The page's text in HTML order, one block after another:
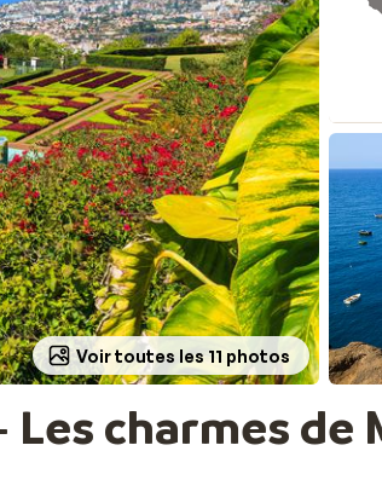
Voir toutes les 11 photos
Les charmes